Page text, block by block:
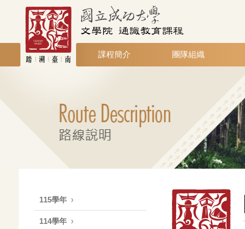
課程簡介 團隊組織
115學年
114學年